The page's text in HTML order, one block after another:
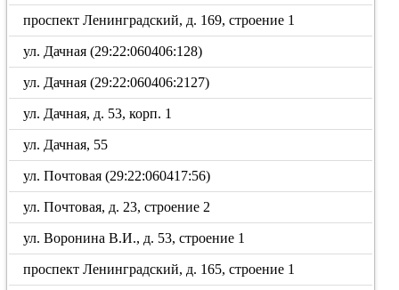
проспект Ленинградский, д. 169, строение 1
ул. Дачная (29:22:060406:128)
ул. Дачная (29:22:060406:2127)
ул. Дачная, д. 53, корп. 1
ул. Дачная, 55
ул. Почтовая (29:22:060417:56)
ул. Почтовая, д. 23, строение 2
ул. Воронина В.И., д. 53, строение 1
проспект Ленинградский, д. 165, строение 1